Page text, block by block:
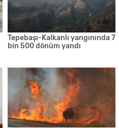
Tepebaşı-Kalkanlı yangınında 7
bin 500 dönüm yandı